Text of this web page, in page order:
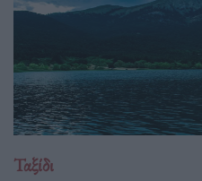
Ταξίδι